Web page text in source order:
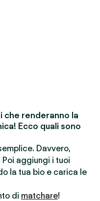
che renderanno la
Ecco quali sono
Davvero,
Poi aggiungi i tuoi
la tua bio e carica le
di matchare!